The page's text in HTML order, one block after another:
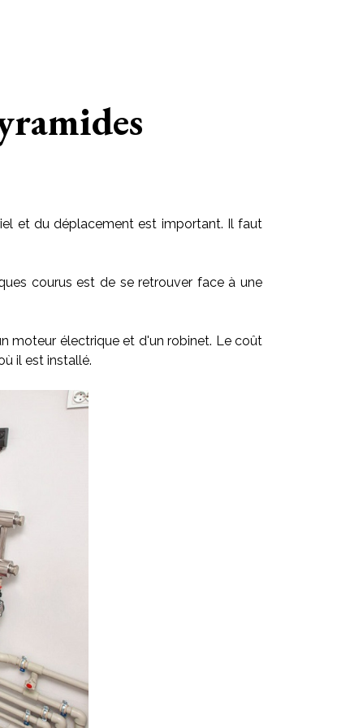
et du déplacement est important. Il faut
courus est de se retrouver face à une
moteur électrique et d'un robinet. Le coût
il est installé.